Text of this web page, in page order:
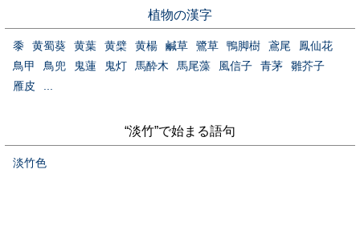
植物の漢字
黍 黄蜀葵 黄葉 黄檗 黄楊 鹹草 鷺草 鴨脚樹 鳶尾
鳳仙花
鳥甲
鳥兜 鬼蓮 鬼灯 馬酔木 馬尾藻 風信子 青茅
雛芥子
雁皮
...
“淡竹”で始まる語句
淡竹色